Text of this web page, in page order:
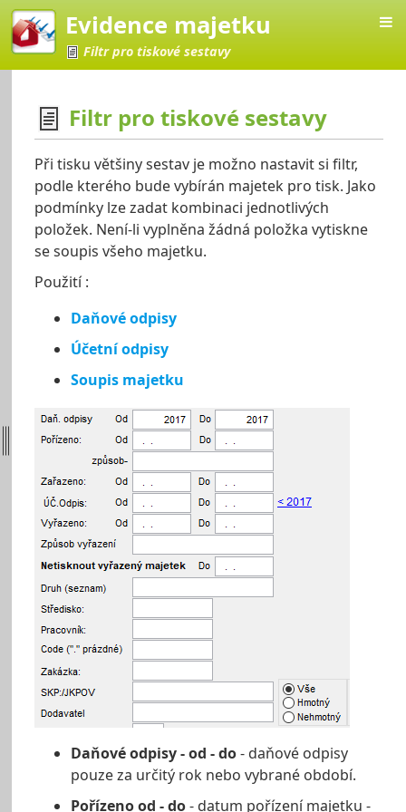
Evidence majetku
Filtr pro tiskové sestavy
Filtr pro tiskové sestavy
Při tisku většiny sestav je možno nastavit si filtr,
podle kterého bude vybírán majetek pro tisk. Jako
podmínky lze zadat kombinaci jednotlivých
položek. Není-li vyplněna žádná položka vytiskne
se soupis všeho majetku.
Použití :
Daňové odpisy
Účetní odpisy
Soupis majetku
Daňové odpisy - od - do- daňové odpisy
pouze za určitý rok nebo vybrané období.
Pořízeno od - do- datum pořízení majetku -